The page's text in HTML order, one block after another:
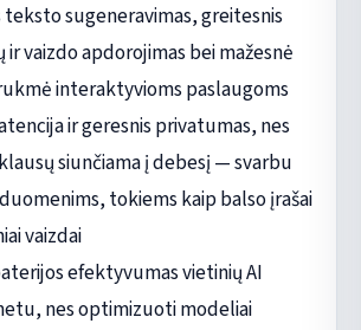
sugeneravimas, greitesnis
vaizdo apdorojimas bei mažesnė
interaktyvioms paslaugoms
ir geresnis privatumas, nes
siunčiama į debesį — svarbu
tokiems kaip balso įrašai
vaizdai
efektyvumas vietinių AI
nes optimizuoti modeliai